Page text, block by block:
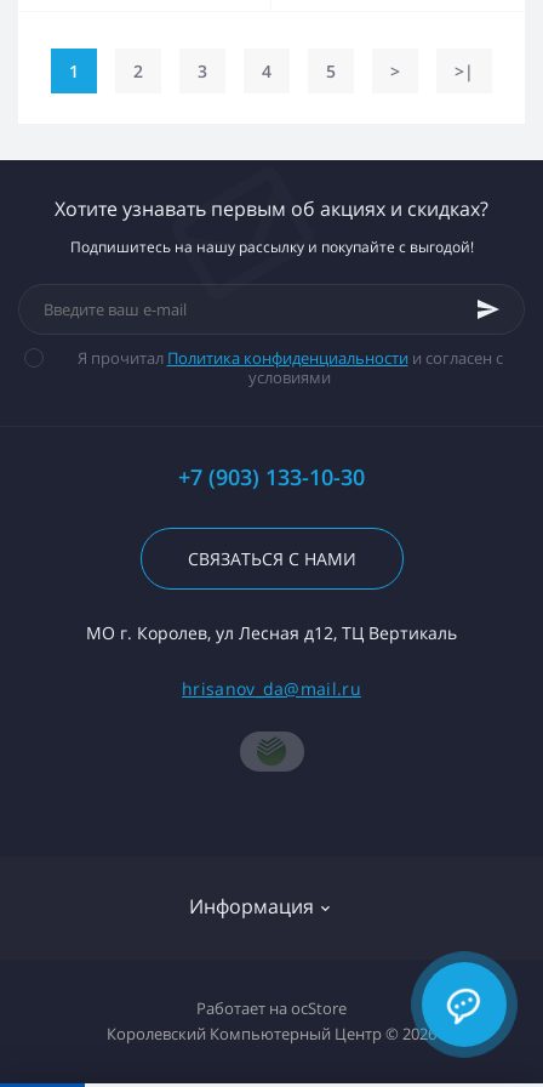
плафон А85, АКТЕЙ
1 2 3 4 5 > >|
Хотите узнавать первым об акциях и скидках?
Подпишитесь на нашу рассылку и покупайте с выгодой!
Я прочитал Политика конфиденциальности и согласен с
условиями
+7 (903) 133-10-30
СВЯЗАТЬСЯ С НАМИ
МО г. Королев, ул Лесная д12, ТЦ Вертикаль
hrisanov_da@mail.ru
Информация
О компании
Доставка товара
Работает на ocStore
Королевский Компьютерный Центр © 2026